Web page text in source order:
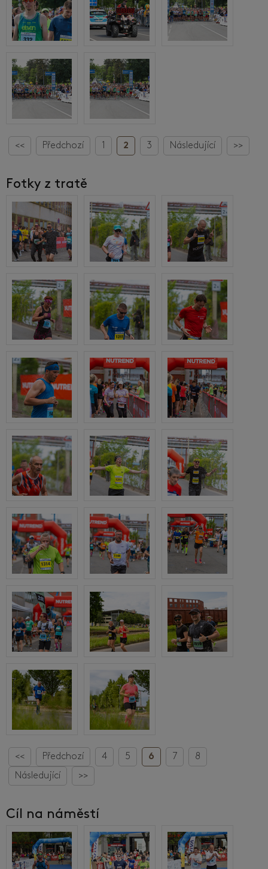
<< Předchozí 1 2 3 Následující >>
Fotky z tratě
<< Předchozí 4 5 6 7
8
Následující
>>
Cíl na náměstí